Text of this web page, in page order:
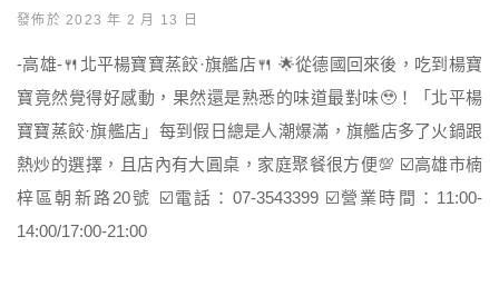
發佈於 2023 年 2 月 13 日
-高雄-🍴北平楊寶寶蒸餃·旗艦店🍴 🌟從德國回來後，吃到楊寶
寶竟然覺得好感動，果然還是熟悉的味道最對味🥹！「北平楊
寶寶蒸餃·旗艦店」每到假日總是人潮爆滿，旗艦店多了火鍋跟
熱炒的選擇，且店內有大圓桌，家庭聚餐很方便💯 ☑️高雄市楠
梓區朝新路20號 ☑️電話：07-3543399 ☑️營業時間：11:00-
14:00/17:00-21:00